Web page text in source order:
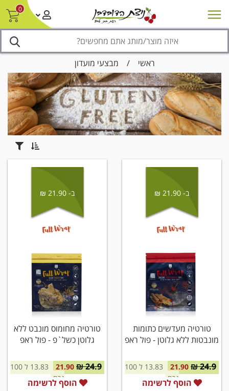
0
מבצעים סניפים צור קשר/ביטול הזמנה
ראשי / מבצעי מועדון
ב- 21.90 ₪
טורטיה מעדשים כתומות
מונבטות ללא גלוטן - פול ראפ
24.9 ₪
21.90
13.83 ל 100
גרם
הוסף לרשימה
ב- 21.90 ₪
טורטיה מחומוס מונבט ללא
גלוטן כשל`פ - פול ראפ
24.9 ₪
21.90
13.83 ל 100
גרם
הוסף לרשימה